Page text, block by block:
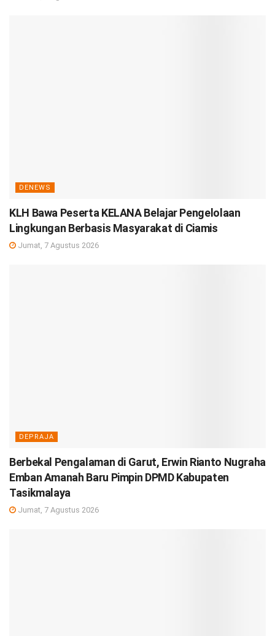
DENEWS
KLH Bawa Peserta KELANA Belajar Pengelolaan
Lingkungan Berbasis Masyarakat di Ciamis
Jumat, 7 Agustus 2026
DEPRAJA
Berbekal Pengalaman di Garut, Erwin Rianto Nugraha
Emban Amanah Baru Pimpin DPMD Kabupaten
Tasikmalaya
Jumat, 7 Agustus 2026